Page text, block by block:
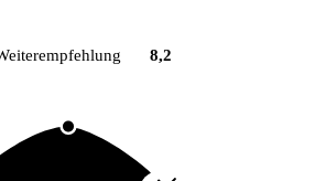
8,2